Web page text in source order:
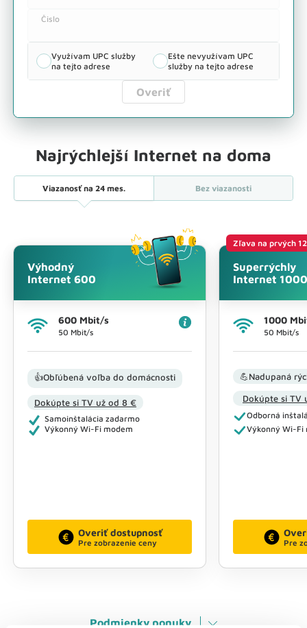
Internet
až do Mbit/s
Televízia Internet + TV
Čislo
Využívam UPC služby
na tejto adrese
Ešte nevyužívam UPC
služby na tejto adrese
Overiť
Najrýchlejší Internet na doma
Viazanosť na 24 mes. Bez viazanosti
Výhodný
Internet 600
600 Mbit/s
50 Mbit/s
👍Obľúbená voľba do domácnosti
Dokúpte si TV už od 8 €
Samoinštalácia zadarmo
Výkonný Wi-Fi modem
Overiť dostupnosť
Pre zobrazenie ceny
Zľava na prvých
Superrýchly
Internet 1000
1000
50 Mbit/s
💪Nadupaná
Dokúpte si TV
Odborná
Výkonný Wi-Fi
Pre
Podmienky ponuky